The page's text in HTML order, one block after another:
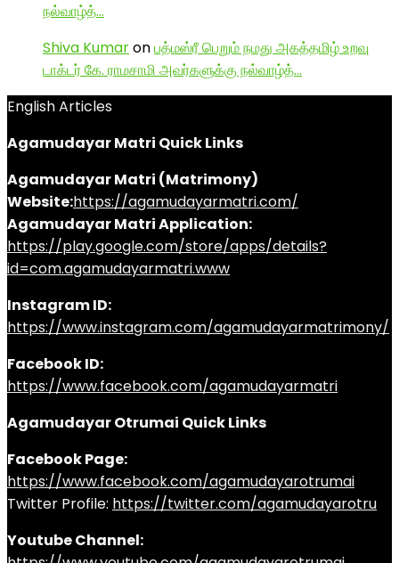
நல்வாழ்த்…
Shiva Kumaronபத்மஸ்ரீ பெறும் நமது அகத்தமிழ் உறவு
டாக்டர் கே. ராமசாமி அவர்களுக்கு நல்வாழ்த்…
English Articles
Agamudayar Matri Quick Links
Agamudayar Matri (Matrimony)
Website:https://agamudayarmatri.com/
Agamudayar Matri Application:
https://play.google.com/store/apps/details?
id=com.agamudayarmatri.www
Instagram ID:
https://www.instagram.com/agamudayarmatrimony/
Facebook ID:
https://www.facebook.com/agamudayarmatri
Agamudayar Otrumai Quick Links
Facebook Page:
https://www.facebook.com/agamudayarotrumai
Twitter Profile: https://twitter.com/agamudayarotru
Youtube Channel: